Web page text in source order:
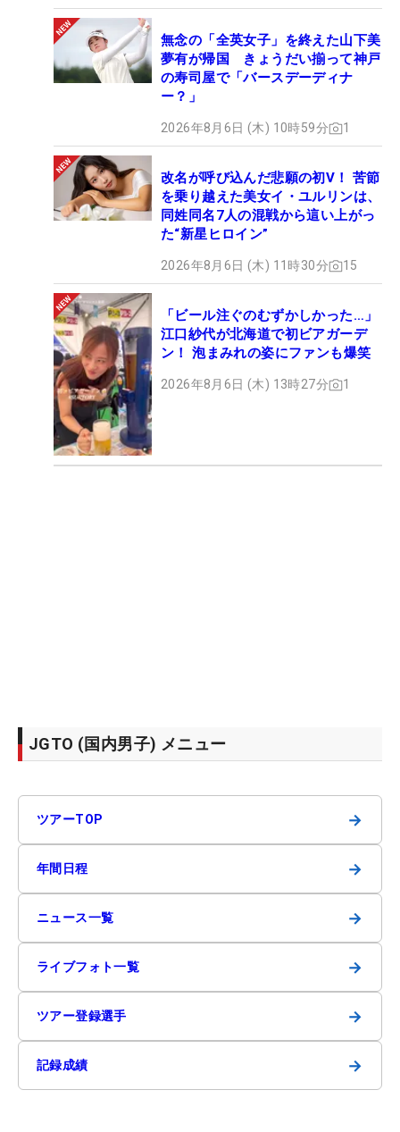
無念の「全英女子」を終えた山下美
夢有が帰国 きょうだい揃って神戸
の寿司屋で「バースデーディナ
ー？」
2026年8月6日 (木) 10時59分 1
改名が呼び込んだ悲願の初V！ 苦節
を乗り越えた美女イ・ユルリンは、
同姓同名7人の混戦から這い上がっ
た“新星ヒロイン”
2026年8月6日 (木) 11時30分 15
「ビール注ぐのむずかしかった…」
江口紗代が北海道で初ビアガーデ
ン！ 泡まみれの姿にファンも爆笑
2026年8月6日 (木) 13時27分 1
JGTO (国内男子) メニュー
ツアーTOP →
年間日程 →
ニュース一覧 →
ライブフォト一覧 →
ツアー登録選手 →
記録成績 →